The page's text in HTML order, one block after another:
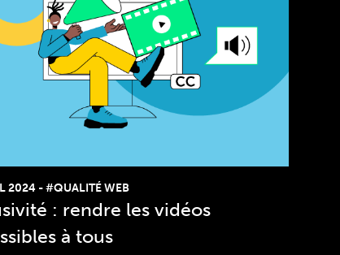
2024 -#QUALITÉ WEB
: rendre les vidéos
à tous